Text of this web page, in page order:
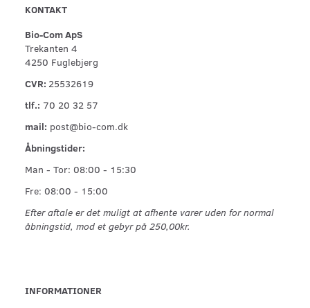
KONTAKT
Bio-Com ApS
Trekanten 4
4250 Fuglebjerg
CVR: 25532619
tlf.: 70 20 32 57
mail: post@bio-com.dk
Åbningstider:
Man - Tor: 08:00 - 15:30
Fre: 08:00 - 15:00
Efter aftale er det muligt at afhente varer uden for normal
åbningstid, mod et gebyr på 250,00kr.
INFORMATIONER